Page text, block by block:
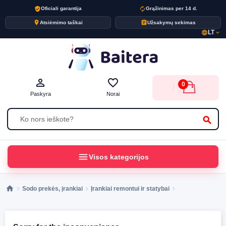
verified_userOficiali garantija autorenewGrąžinimas per 14 d.
placeAtsiėmimo taškai assignmentUžsakymų sekimas
language LTexpand_more
search
person_outline
Paskyra
favorite_border
Norai
0
menuVisos kategorijos
Sodo prekės, įrankiai Įrankiai remontui ir statybai